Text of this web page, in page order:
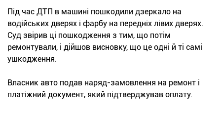
Під час ДТП в машині пошкодили дзеркало на
водійських дверях і фарбу на передніх лівих дверях.
Суд звірив ці пошкодження з тим, що потім
ремонтували, і дійшов висновку, що це одні й ті самі
ушкодження.
Власник авто подав наряд-замовлення на ремонт і
платіжний документ, який підтверджував оплату.